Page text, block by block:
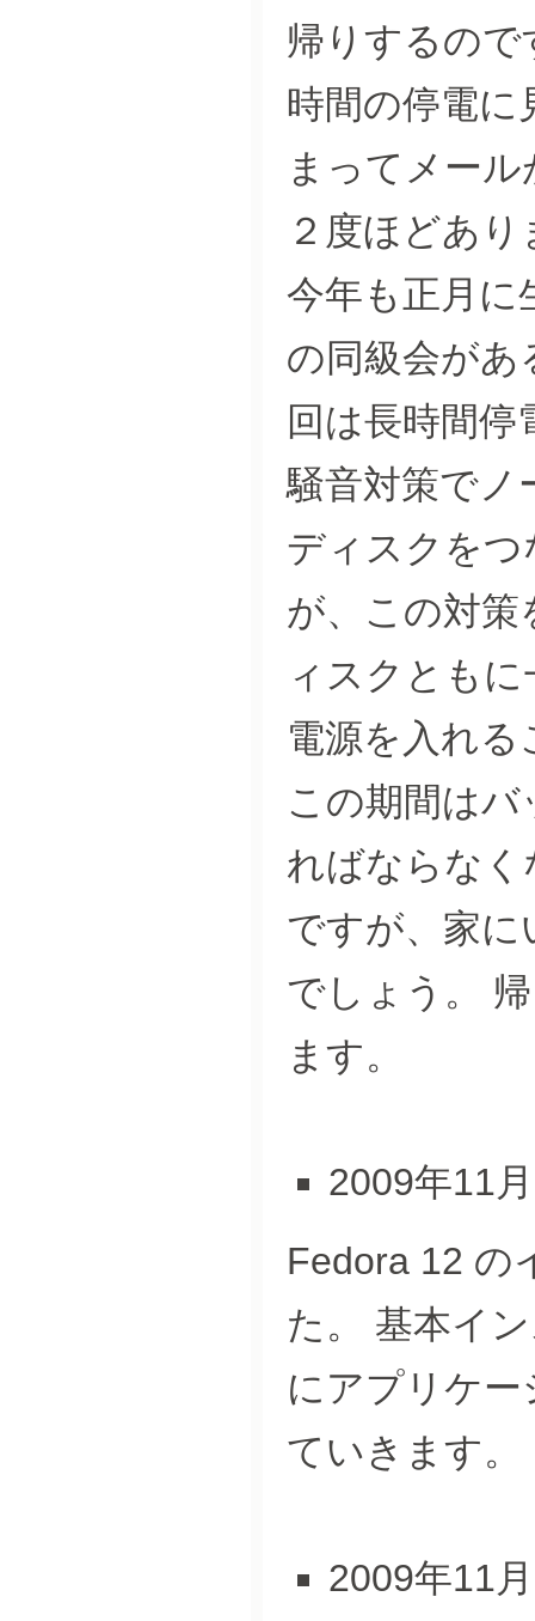
帰りするので
時間の停電に
まってメー
２度ほどあ
今年も正月に
の同級会が
回は長時間停
騒音対策でノ
ディスクを
が、この対策
ィスクとも
電源を入れ
この期間は
ればならな
ですが、家
でしょう。
ます。
2009年11
Fedora 12 の
た。 基本イ
にアプリケ
ていきます。
2009年11